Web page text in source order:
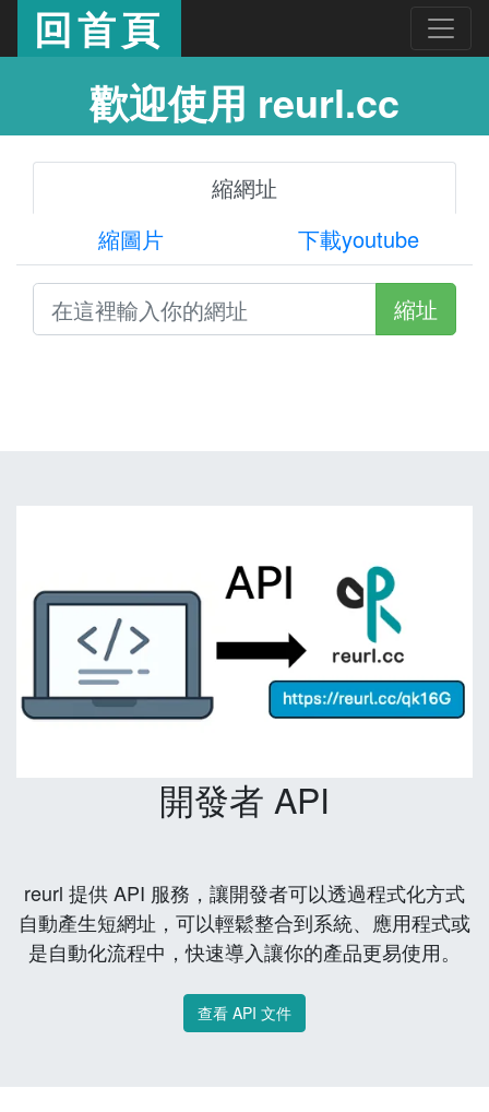
回首頁
歡迎使用 reurl.cc
縮網址
縮圖片
下載youtube
縮址
開發者 API
reurl 提供 API 服務，讓開發者可以透過程式化方式
自動產生短網址，可以輕鬆整合到系統、應用程式或
是自動化流程中，快速導入讓你的產品更易使用。
查看 API 文件